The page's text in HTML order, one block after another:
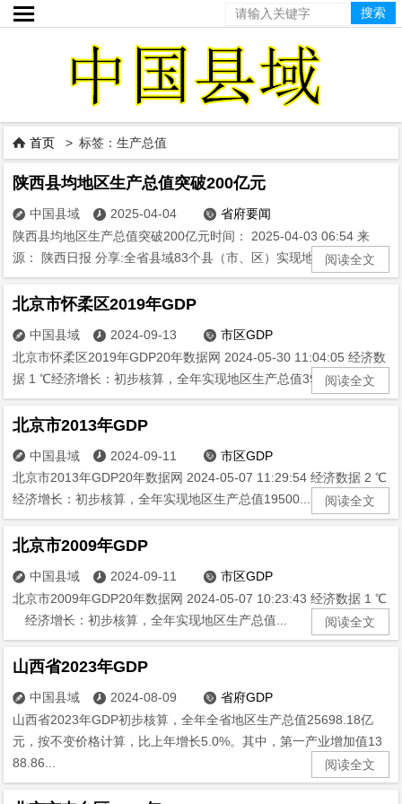

 首页 > 标签：生产总值
陕西县均地区生产总值突破200亿元
 中国县域  2025-04-04  省府要闻
陕西县均地区生产总值突破200亿元时间： 2025-04-03 06:54 来
源： 陕西日报 分享:全省县域83个县（市、区）实现地区生产总值...
阅读全文
北京市怀柔区2019年GDP
 中国县域  2024-09-13  市区GDP
北京市怀柔区2019年GDP20年数据网 2024-05-30 11:04:05 经济数
据 1 ℃经济增长：初步核算，全年实现地区生产总值399...阅读全文
北京市2013年GDP
 中国县域  2024-09-11  市区GDP
北京市2013年GDP20年数据网 2024-05-07 11:29:54 经济数据 2 ℃
经济增长：初步核算，全年实现地区生产总值19500....
阅读全文
北京市2009年GDP
 中国县域  2024-09-11  市区GDP
北京市2009年GDP20年数据网 2024-05-07 10:23:43 经济数据 1 ℃
经济增长：初步核算，全年实现地区生产总值...
阅读全文
山西省2023年GDP
 中国县域  2024-08-09  省府GDP
山西省2023年GDP初步核算，全年全省地区生产总值25698.18亿
元，按不变价格计算，比上年增长5.0%。其中，第一产业增加值13
88.86...
阅读全文